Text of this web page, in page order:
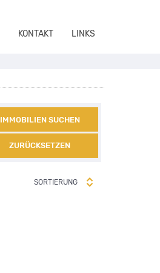
KONTAKT LINKS
IMMOBILIEN SUCHEN
ZURÜCKSETZEN
SORTIERUNG